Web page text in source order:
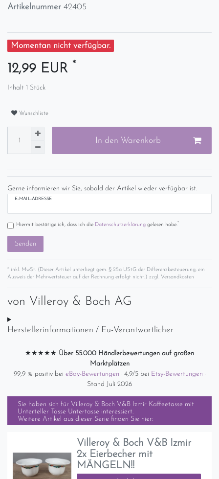
Artikelnummer 42405
Momentan nicht verfügbar.
12,99 EUR *
Inhalt 1 Stück
Wunschliste
In den Warenkorb
Gerne informieren wir Sie, sobald der Artikel wieder verfügbar ist.
E-MAIL-ADRESSE
Hiermit bestätige ich, dass ich die Daten­schutz­erklärunggelesen habe.*
Senden
* inkl. MwSt. (Dieser Artikel unterliegt gem. § 25a UStG der Differenzbesteuerung, ein
Ausweis der Mehrwertsteuer auf der Rechnung erfolgt nicht.) zzgl. Versandkosten
von Villeroy & Boch AG
Herstellerinformationen / Eu-Verantwortlicher
★★★★★ Über 55.000 Händlerbewertungen auf großen
Marktplätzen
99,9 % positiv bei eBay-Bewertungen · 4,9/5 bei Etsy-Bewertungen ·
Stand Juli 2026
Sie haben sich für Villeroy & Boch V&B Izmir Kaffeetasse mit
Unterteller Tasse Untertasse interessiert.
Weitere Artikel aus dieser Serie finden Sie hier:
Villeroy & Boch V&B Izmir
2x Eierbecher mit
MÄNGELN!!